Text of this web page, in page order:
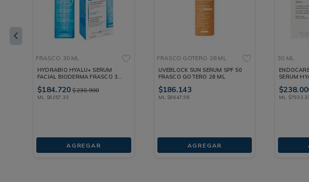
FRASCO 30 ML
HYDRABIO HYALU+ SERUM
FACIAL BIODERMA FRASCO 30
$184.720 $230.900
ML $6157 ,33
AGREGAR
FRASCO GOTERO 28 ML
UVEBLOCK SUN SERUM SPF 50
FRASCO GOTERO 28 ML
$186.143
ML $6647,96
AGREGAR
30 ML
SERUM
$238.
ML $7933,